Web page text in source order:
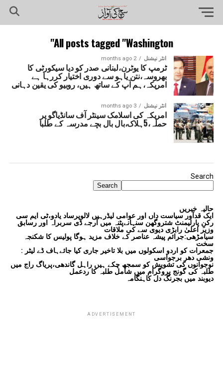
All posts tagged "Washington"
انٹر نیشنل 2 months ago
ٹرمپ کا یوٹرن،لبنانی صدر کو دیا سیکورٹی کا
بھروسہ،نتن یاہو سے دوری اختیار کررہا ہے
امریکہ،ہم آپ کے ساتھ ہیں، روبیو کی یقین دہانی
انٹر نیشنل 3 months ago
امریکہ کی اسلامک سینٹر آف سانڈیاگو پر
حملہ،5ہلاک،بال بال بچے مدرسہ کے طلبا
Search
Search
حالیہ خبریں
ایک قدآور سیاست داں اور عوامی لیڈرہیں لالوپرساد یادو،ٹی ایم سی
رکنِ پارلیمنٹ شتروگھن سنہانےپٹنہ میں آرجے ڈی سربراہ اور رسابق
وزیر اعلیٰ رابڑی دیوی سے کی ملاقات
سیامڑھی:جرائم پیشہ عناصر کے خلاف مزید ہوگا پولیس کا شکنجہ
سخت
جمعرات کو اردو اسکولوں میں بلا تاخیر جاری کیا جائےہاف ڈے لیٹر :
ونشی دھر برجواسی
نوجوانوں کی تشویش کو سمجھ چکے ہیں راہل گاندھی،پریاگ راج میں
طلبہ کی گونج پروگرام میں شامل طلبہ کا ردعمل
دیوبند میں بجرنگ دل کاہنگامہ
ADVERTISEMENT